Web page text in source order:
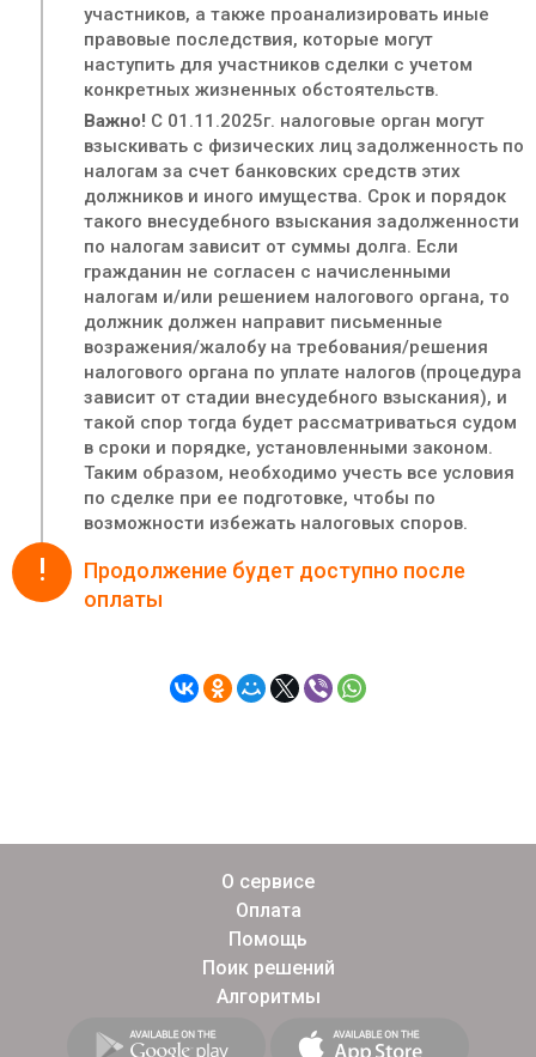
участников, а также проанализировать иные
правовые последствия, которые могут
наступить для участников сделки с учетом
конкретных жизненных обстоятельств.
Важно! С 01.11.2025г. налоговые орган могут
взыскивать с физических лиц задолженность по
налогам за счет банковских средств этих
должников и иного имущества. Срок и порядок
такого внесудебного взыскания задолженности
по налогам зависит от суммы долга. Если
гражданин не согласен с начисленными
налогам и/или решением налогового органа, то
должник должен направит письменные
возражения/жалобу на требования/решения
налогового органа по уплате налогов (процедура
зависит от стадии внесудебного взыскания), и
такой спор тогда будет рассматриваться судом
в сроки и порядке, установленными законом.
Таким образом, необходимо учесть все условия
по сделке при ее подготовке, чтобы по
возможности избежать налоговых споров.
!
Продолжение будет доступно после
оплаты
О сервисе
Оплата
Помощь
Поик решений
Алгоритмы